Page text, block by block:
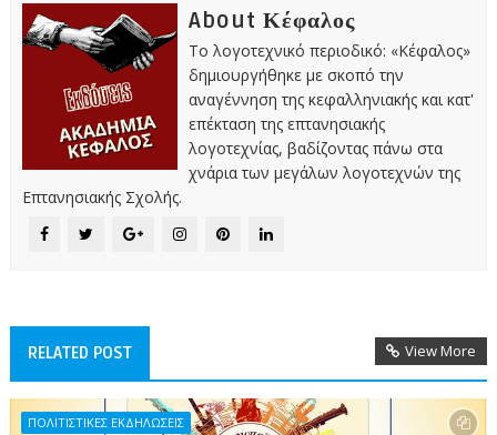
About Κέφαλος
Το λογοτεχνικό περιοδικό: «Κέφαλος»
δημιουργήθηκε με σκοπό την
αναγέννηση της κεφαλληνιακής και κατ'
επέκταση της επτανησιακής
λογοτεχνίας, βαδίζοντας πάνω στα
χνάρια των μεγάλων λογοτεχνών της
Επτανησιακής Σχολής.
RELATED POST View More
ΠΟΛΙΤΙΣΤΙΚΕΣ ΕΚΔΗΛΩΣΕΙΣ